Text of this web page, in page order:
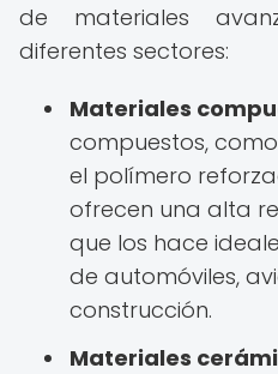
de materiales
diferentes sectores:
Materiales
compuestos,
el polímero
ofrecen una alta
que los hace
de automóviles,
construcción.
Materiales